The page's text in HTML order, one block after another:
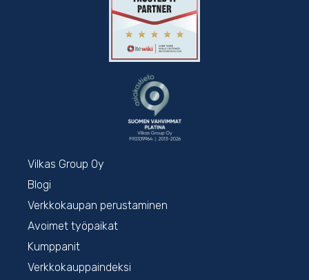
Vilkas Group Oy
Blogi
Verkkokaupan perustaminen
Avoimet työpaikat
Kumppanit
Verkkokauppaindeksi